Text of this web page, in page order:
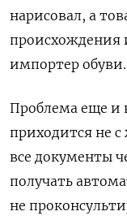
нарисовал, а
происхождения
импортер обуви.
Проблема еще и
приходится не
все документы
получать
не